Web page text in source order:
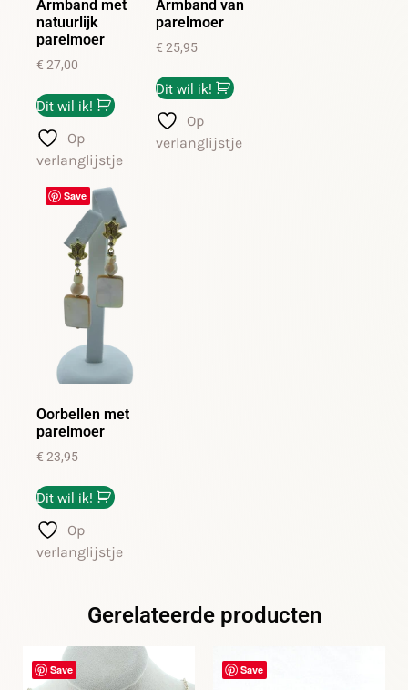
Armband met
natuurlijk
parelmoer
€ 27,00
Dit wil ik!
Op
verlanglijstje
Armband van
parelmoer
€ 25,95
Dit wil ik!
Op
verlanglijstje
Save
Oorbellen met
parelmoer
€ 23,95
Dit wil ik!
Op
verlanglijstje
Gerelateerde producten
Save Save